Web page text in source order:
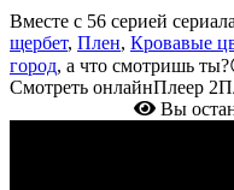
Вместе с 56 серией
щербет, Плен, Кровавые
город, а что смотришь
Смотреть онлайнПлеер 2
Вы